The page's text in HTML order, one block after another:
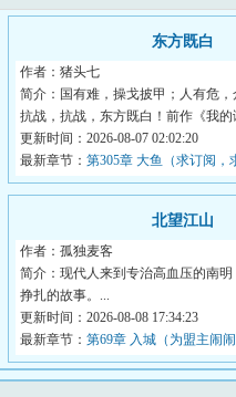
东方既白
作者：猪头七
简介：国有难，操戈披甲；人有危，
抗战，抗战，东方既白！前作《我
作...
更新时间：2026-08-07 02:02:20
最新章节： 第305章 大鱼（求订阅，
北望江山
作者：孤独麦客
简介：现代人来到专治高血压的南
挣扎的故事。...
更新时间：2026-08-08 17:34:23
最新章节： 第69章 入城（为盟主闹闹